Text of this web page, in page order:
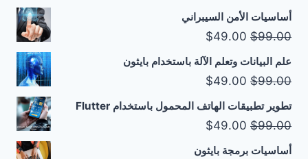
$99.00.
الأصلي
هو:
الحالي
$49.00.
أساسيات الأمن السيبراني
$99.00
السعر
الأصلي
هو:
$49.00
الحالي
علم البيانات وتعلم الآلة باستخدام بايثون
$99.00
السعر
الأصلي
هو:
$49.00
الحالي
تطوير تطبيقات الهاتف المحمول باستخدام Flutter
$99.00
السعر
الأصلي
$49.00
أساسيات برمجة بايثون